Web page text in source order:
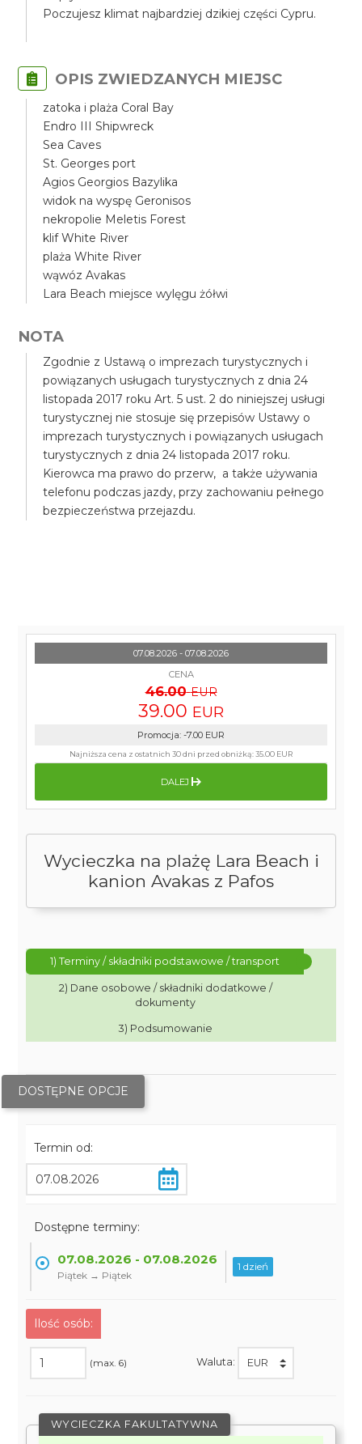
Poczujesz klimat najbardziej dzikiej części Cypru.
OPIS ZWIEDZANYCH MIEJSC
zatoka i plaża Coral Bay
Endro III Shipwreck
Sea Caves
St. Georges port
Agios Georgios Bazylika
widok na wyspę Geronisos
nekropolie Meletis Forest
klif White River
plaża White River
wąwóz Avakas
Lara Beach miejsce wylęgu żółwi
NOTA
Zgodnie z Ustawą o imprezach turystycznych i
powiązanych usługach turystycznych z dnia 24
listopada 2017 roku Art. 5 ust. 2 do niniejszej usługi
turystycznej nie stosuje się przepisów Ustawy o
imprezach turystycznych i powiązanych usługach
turystycznych z dnia 24 listopada 2017 roku.
Kierowca ma prawo do przerw, a także używania
telefonu podczas jazdy, przy zachowaniu pełnego
bezpieczeństwa przejazdu.
Wycieczka na plażę Lara Beach i
kanion Avakas z Pafos
1) Terminy / składniki podstawowe / transport
2) Dane osobowe / składniki dodatkowe /
dokumenty
3) Podsumowanie
DOSTĘPNE OPCJE
Termin od:
Dostępne terminy:
07.08.2026 - 07.08.2026
Piątek → Piątek
1 dzień
Ilość osób:
(max. 6) Waluta:
WYCIECZKA FAKULTATYWNA
07.08.2026 - 07.08.2026
CENA
46.00 EUR
39.00 EUR
Promocja: -7.00 EUR
Najniższa cena z ostatnich 30 dni przed obniżką:35.00 EUR
DALEJ